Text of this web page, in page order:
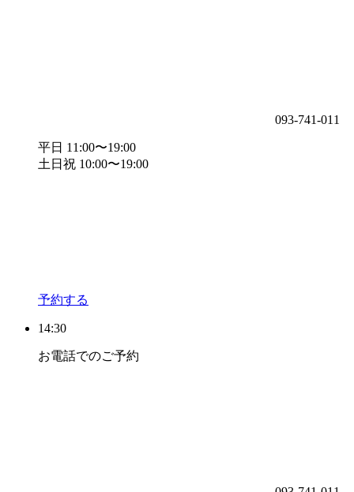
093-741-011
平日 11:00〜19:00
土日祝 10:00〜19:00
予約する
14:30
お電話でのご予約